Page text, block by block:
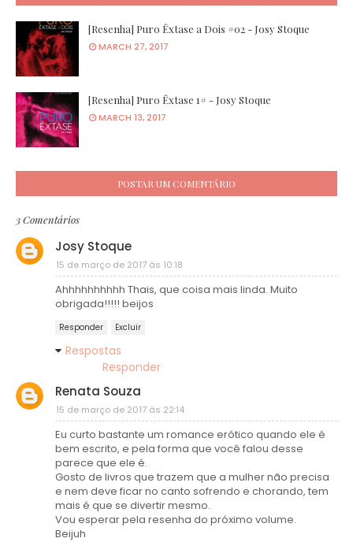
[Resenha] Puro Êxtase a Dois #02 - Josy Stoque
MARCH 27, 2017
[Resenha] Puro Êxtase 1# - Josy Stoque
MARCH 13, 2017
POSTAR UM COMENTÁRIO
3 Comentários
Josy Stoque
15 de março de 2017 às 10:18
Ahhhhhhhhhh Thais, que coisa mais linda. Muito
obrigada!!!!! beijos
Responder Excluir
Respostas
Responder
Renata Souza
15 de março de 2017 às 22:14
Eu curto bastante um romance erótico quando ele é
bem escrito, e pela forma que você falou desse
parece que ele é.
Gosto de livros que trazem que a mulher não precisa
e nem deve ficar no canto sofrendo e chorando, tem
mais é que se divertir mesmo.
Vou esperar pela resenha do próximo volume.
Beijuh